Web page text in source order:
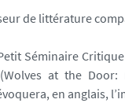
de littérature
Séminaire
at the
en anglais,